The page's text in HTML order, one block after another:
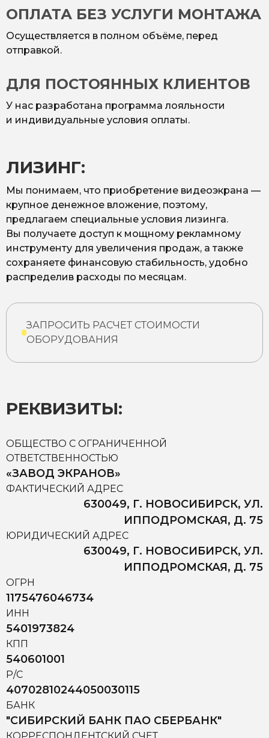
ОПЛАТА БЕЗ УСЛУГИ МОНТАЖА
Осуществляется в полном объёме, перед
отправкой.
ДЛЯ ПОСТОЯННЫХ КЛИЕНТОВ
У нас разработана программа лояльности
и индивидуальные условия оплаты.
ЛИЗИНГ:
Мы понимаем, что приобретение видеоэкрана —
крупное денежное вложение, поэтому,
предлагаем специальные условия лизинга.
Вы получаете доступ к мощному рекламному
инструменту для увеличения продаж, а также
сохраняете финансовую стабильность, удобно
распределив расходы по месяцам.
ЗАПРОСИТЬ РАСЧЕТ СТОИМОСТИ
ОБОРУДОВАНИЯ
РЕКВИЗИТЫ:
ОБЩЕСТВО С ОГРАНИЧЕННОЙ
ОТВЕТСТВЕННОСТЬЮ
«ЗАВОД ЭКРАНОВ»
ФАКТИЧЕСКИЙ АДРЕС
630049, Г. НОВОСИБИРСК, УЛ.
ИППОДРОМСКАЯ, Д. 75
ЮРИДИЧЕСКИЙ АДРЕС
630049, Г. НОВОСИБИРСК, УЛ.
ИППОДРОМСКАЯ, Д. 75
ОГРН
1175476046734
ИНН
5401973824
КПП
540601001
Р/С
40702810244050030115
БАНК
"СИБИРСКИЙ БАНК ПАО СБЕРБАНК"